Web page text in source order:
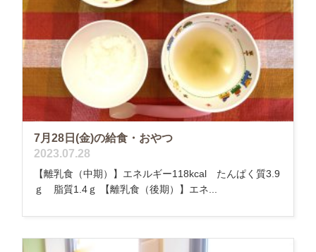
7月28日(金)の給食・おやつ
2023.07.28
【離乳食（中期）】エネルギー118kcal たんぱく質3.9
ｇ 脂質1.4ｇ 【離乳食（後期）】エネ...